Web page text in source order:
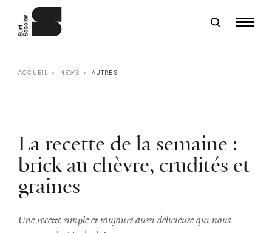
ACCUEIL NEWS AUTRES
La recette de la semaine :
brick au chèvre, crudités et
graines
Une recette simple et toujours aussi délicieuse qui nous